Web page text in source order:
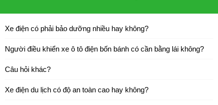
Xe điện có phải bảo dưỡng nhiều hay không?
Người điều khiển xe ô tô điện bốn bánh có cần bằng lái không?
Câu hỏi khác?
Xe điện du lịch có độ an toàn cao hay không?